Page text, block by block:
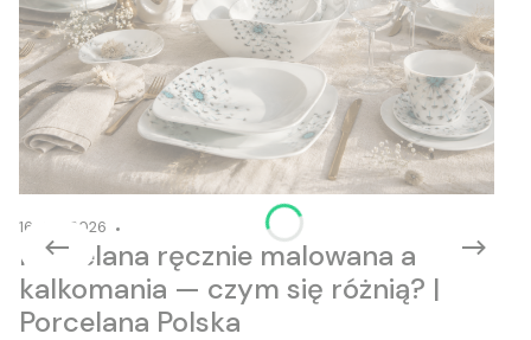
16-06-2026
Porcelana ręcznie malowana a
kalkomania — czym się różnią? |
Porcelana Polska